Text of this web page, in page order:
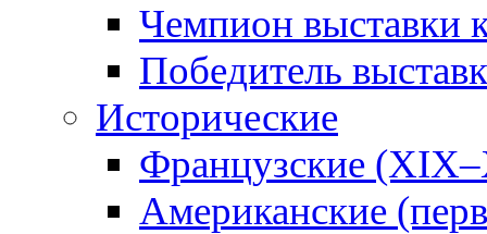
Чемпион выставки
Победитель
Исторические
Французские
Американские